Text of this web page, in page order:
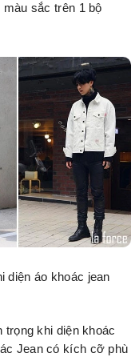
sắc trên 1 bộ
diện áo khoác jean
trọng khi diện khoác
Jean có kích cỡ phù